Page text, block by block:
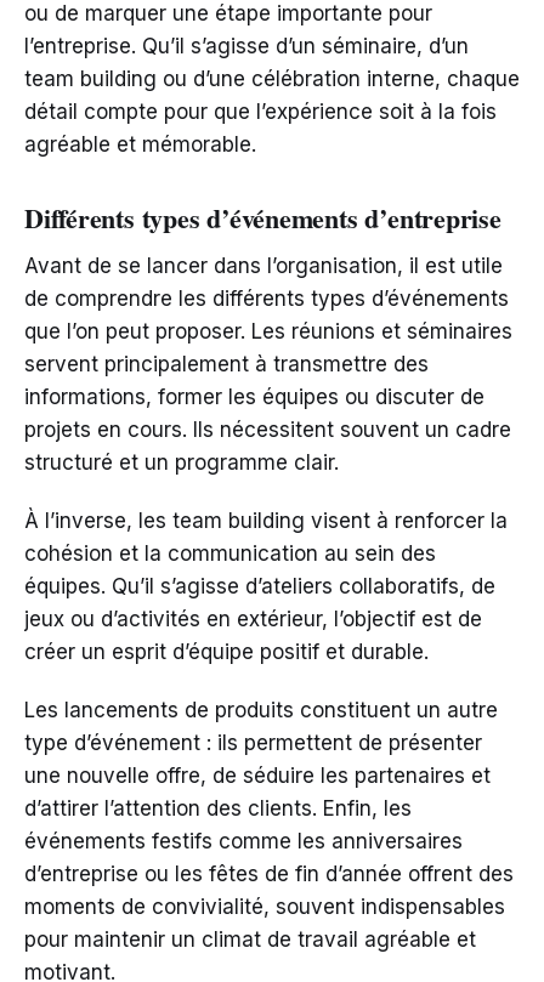
ou de marquer une étape importante pour
l’entreprise. Qu’il s’agisse d’un séminaire, d’un
team building ou d’une célébration interne, chaque
détail compte pour que l’expérience soit à la fois
agréable et mémorable.
Différents types d’événements d’entreprise
Avant de se lancer dans l’organisation, il est utile
de comprendre les différents types d’événements
que l’on peut proposer. Les réunions et séminaires
servent principalement à transmettre des
informations, former les équipes ou discuter de
projets en cours. Ils nécessitent souvent un cadre
structuré et un programme clair.
À l’inverse, les team building visent à renforcer la
cohésion et la communication au sein des
équipes. Qu’il s’agisse d’ateliers collaboratifs, de
jeux ou d’activités en extérieur, l’objectif est de
créer un esprit d’équipe positif et durable.
Les lancements de produits constituent un autre
type d’événement : ils permettent de présenter
une nouvelle offre, de séduire les partenaires et
d’attirer l’attention des clients. Enfin, les
événements festifs comme les anniversaires
d’entreprise ou les fêtes de fin d’année offrent des
moments de convivialité, souvent indispensables
pour maintenir un climat de travail agréable et
motivant.